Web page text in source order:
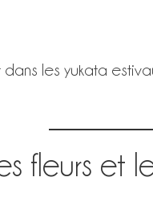
les yukata
fleurs et